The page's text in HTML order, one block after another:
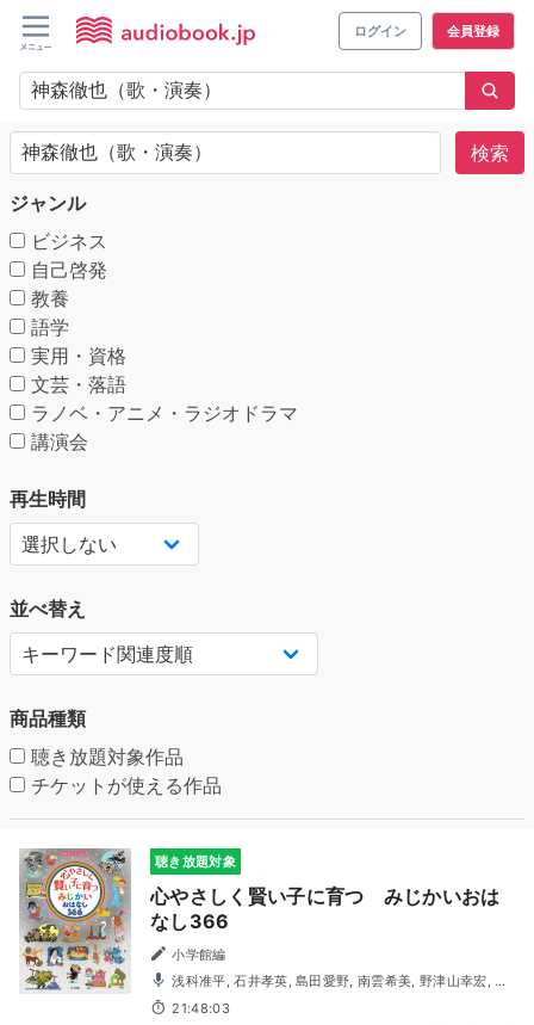
ログイン 会員登録
検索
ジャンル
ビジネス
自己啓発
教養
語学
実用・資格
文芸・落語
ラノベ・アニメ・ラジオドラマ
講演会
再生時間
並べ替え
商品種類
聴き放題対象作品
チケットが使える作品
聴き放題対象
心やさしく賢い子に育つ みじかいおは
なし366
小学館編
浅科准平, 石井孝英, 島田愛野, 南雲希美, 野津山幸宏, 八
木田幸恵, 山谷祥生, 神森徹也（歌・演奏）
21:48:03